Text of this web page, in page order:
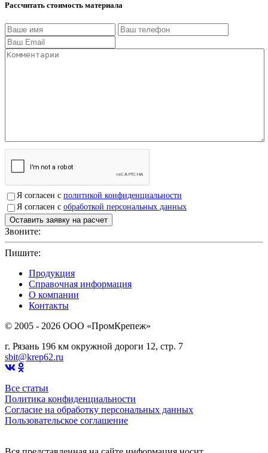
Рассчитать стоимость материала
Я согласен с политикой конфиденциальности
Я согласен с обработкой персональных данных
Звоните:
Пишите:
Продукция
Справочная информация
О компании
Контакты
© 2005 - 2026 OOO «ПромКрепеж»
г. Рязань 196 км окружной дороги 12, стр. 7
sbit@krep62.ru
Все статьи
Политика конфиденциальности
Согласие на обработку персональных данных
Пользовательское соглашение